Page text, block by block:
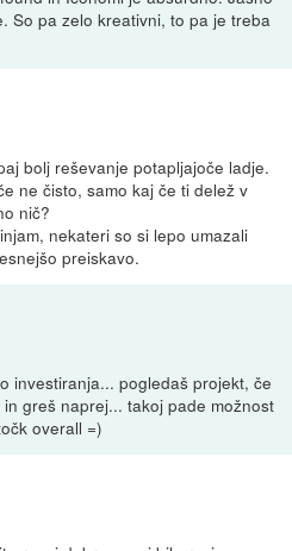
So pa zelo kreativni, to pa je treba
bolj reševanje potapljajoče ladje.
ne čisto, samo kaj če ti delež v
nič?
nekateri so si lepo umazali
preiskavo.
investiranja... pogledaš projekt, če
greš naprej... takoj pade možnost
overall =)